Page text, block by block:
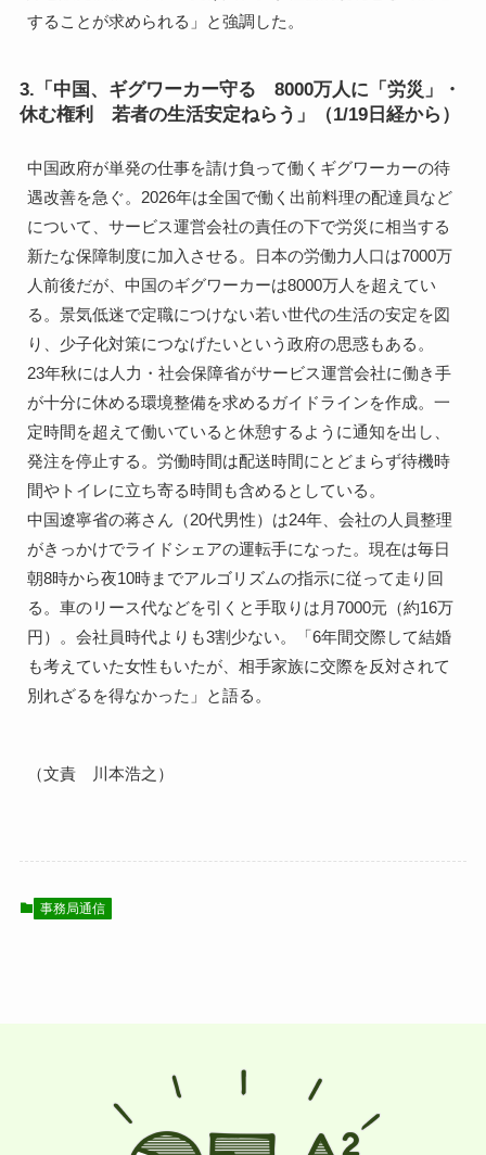
することが求められる」と強調した。
3.「中国、ギグワーカー守る 8000万人に「労災」・
休む権利 若者の生活安定ねらう」（1/19日経から）
中国政府が単発の仕事を請け負って働くギグワーカーの待
遇改善を急ぐ。2026年は全国で働く出前料理の配達員など
について、サービス運営会社の責任の下で労災に相当する
新たな保障制度に加入させる。日本の労働力人口は7000万
人前後だが、中国のギグワーカーは8000万人を超えてい
る。景気低迷で定職につけない若い世代の生活の安定を図
り、少子化対策につなげたいという政府の思惑もある。
23年秋には人力・社会保障省がサービス運営会社に働き手
が十分に休める環境整備を求めるガイドラインを作成。一
定時間を超えて働いていると休憩するように通知を出し、
発注を停止する。労働時間は配送時間にとどまらず待機時
間やトイレに立ち寄る時間も含めるとしている。
中国遼寧省の蒋さん（20代男性）は24年、会社の人員整理
がきっかけでライドシェアの運転手になった。現在は毎日
朝8時から夜10時までアルゴリズムの指示に従って走り回
る。車のリース代などを引くと手取りは月7000元（約16万
円）。会社員時代よりも3割少ない。「6年間交際して結婚
も考えていた女性もいたが、相手家族に交際を反対されて
別れざるを得なかった」と語る。
（文責　川本浩之）
事務局通信